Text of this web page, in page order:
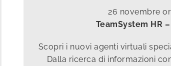
26 novembre
TeamSystem HR
Scopri i nuovi agenti virtuali
Dalla ricerca di informazioni